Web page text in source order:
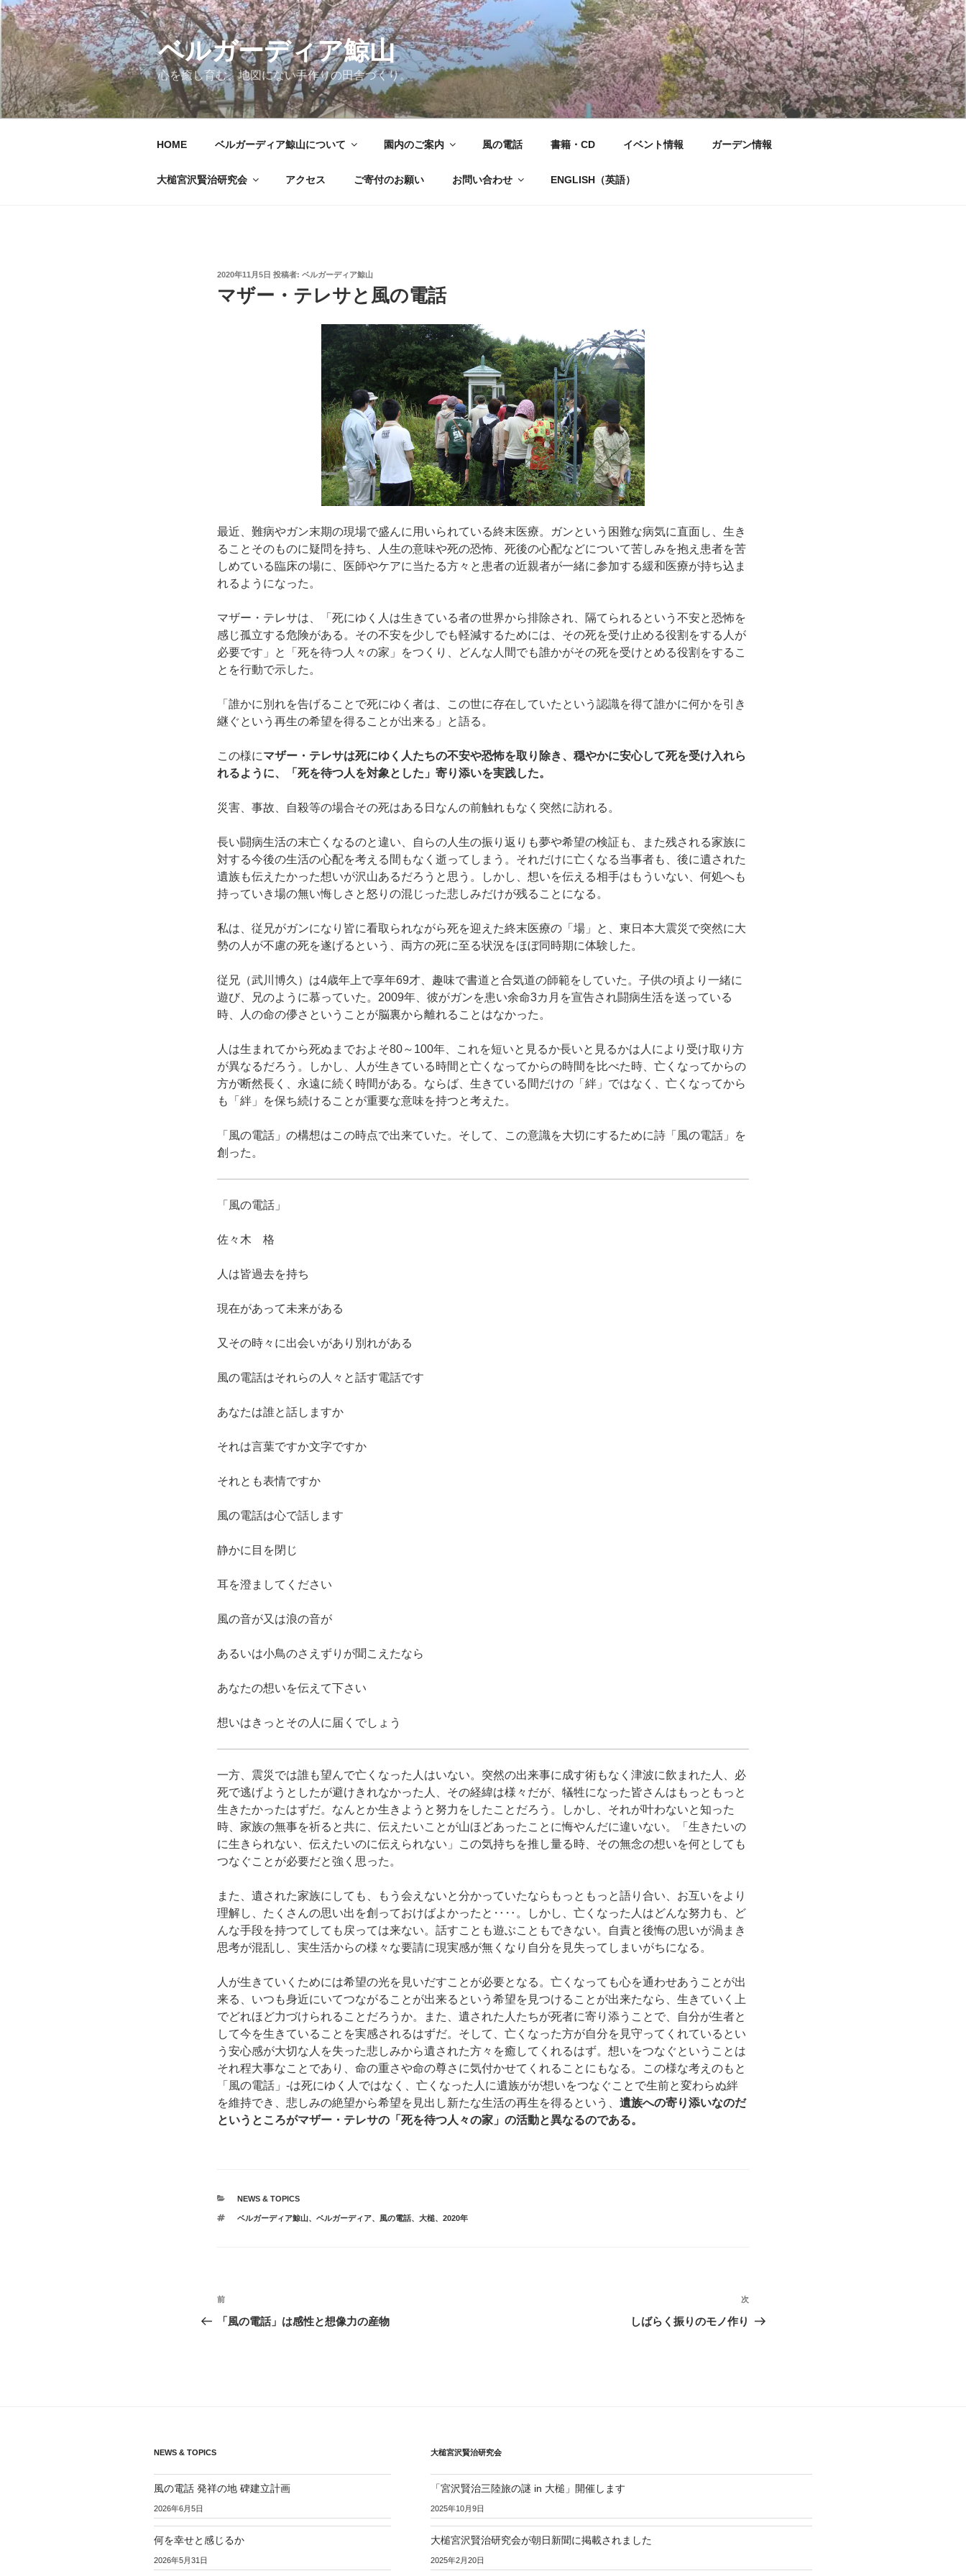
コ
ン
テ
ン
ツ
へ
ス
ベルガーディア鯨山
心を癒し育む、地図にない手作りの田舎づくり。
HOME ベルガーディア鯨山について 園内のご案内 風の電話 書籍・CD イベント情報 ガーデン情報
大槌宮沢賢治研究会 アクセス ご寄付のお願い お問い合わせ ENGLISH（英語）
投
日:
2020年11月5日 投稿者: ベルガーディア鯨山
マザー・テレサと風の電話
最近、難病やガン末期の現場で盛んに用いられている終末医療。ガンという困難な病気に直面し、生き
ることそのものに疑問を持ち、人生の意味や死の恐怖、死後の心配などについて苦しみを抱え患者を苦
しめている臨床の場に、医師やケアに当たる方々と患者の近親者が一緒に参加する緩和医療が持ち込ま
れるようになった。
マザー・テレサは、「死にゆく人は生きている者の世界から排除され、隔てられるという不安と恐怖を
感じ孤立する危険がある。その不安を少しでも軽減するためには、その死を受け止める役割をする人が
必要です」と「死を待つ人々の家」をつくり、どんな人間でも誰かがその死を受けとめる役割をするこ
とを行動で示した。
「誰かに別れを告げることで死にゆく者は、この世に存在していたという認識を得て誰かに何かを引き
継ぐという再生の希望を得ることが出来る」と語る。
この様にマザー・テレサは死にゆく人たちの不安や恐怖を取り除き、穏やかに安心して死を受け入れら
れるように、「死を待つ人を対象とした」寄り添いを実践した。
災害、事故、自殺等の場合その死はある日なんの前触れもなく突然に訪れる。
長い闘病生活の末亡くなるのと違い、自らの人生の振り返りも夢や希望の検証も、また残される家族に
対する今後の生活の心配を考える間もなく逝ってしまう。それだけに亡くなる当事者も、後に遺された
遺族も伝えたかった想いが沢山あるだろうと思う。しかし、想いを伝える相手はもういない、何処へも
持っていき場の無い悔しさと怒りの混じった悲しみだけが残ることになる。
私は、従兄がガンになり皆に看取られながら死を迎えた終末医療の「場」と、東日本大震災で突然に大
勢の人が不慮の死を遂げるという、両方の死に至る状況をほぼ同時期に体験した。
従兄（武川博久）は4歳年上で享年69才、趣味で書道と合気道の師範をしていた。子供の頃より一緒に
遊び、兄のように慕っていた。2009年、彼がガンを患い余命3カ月を宣告され闘病生活を送っている
時、人の命の儚さということが脳裏から離れることはなかった。
人は生まれてから死ぬまでおよそ80～100年、これを短いと見るか長いと見るかは人により受け取り方
が異なるだろう。しかし、人が生きている時間と亡くなってからの時間を比べた時、亡くなってからの
方が断然長く、永遠に続く時間がある。ならば、生きている間だけの「絆」ではなく、亡くなってから
も「絆」を保ち続けることが重要な意味を持つと考えた。
「風の電話」の構想はこの時点で出来ていた。そして、この意識を大切にするために詩「風の電話」を
創った。
「風の電話」
佐々木 格
人は皆過去を持ち
現在があって未来がある
又その時々に出会いがあり別れがある
風の電話はそれらの人々と話す電話です
あなたは誰と話しますか
それは言葉ですか文字ですか
それとも表情ですか
風の電話は心で話します
静かに目を閉じ
耳を澄ましてください
風の音が又は浪の音が
あるいは小鳥のさえずりが聞こえたなら
あなたの想いを伝えて下さい
想いはきっとその人に届くでしょう
一方、震災では誰も望んで亡くなった人はいない。突然の出来事に成す術もなく津波に飲まれた人、必
死で逃げようとしたが避けきれなかった人、その経緯は様々だが、犠牲になった皆さんはもっともっと
生きたかったはずだ。なんとか生きようと努力をしたことだろう。しかし、それが叶わないと知った
時、家族の無事を祈ると共に、伝えたいことが山ほどあったことに悔やんだに違いない。「生きたいの
に生きられない、伝えたいのに伝えられない」この気持ちを推し量る時、その無念の想いを何としても
つなぐことが必要だと強く思った。
また、遺された家族にしても、もう会えないと分かっていたならもっともっと語り合い、お互いをより
理解し、たくさんの思い出を創っておけばよかったと‥‥。しかし、亡くなった人はどんな努力も、ど
んな手段を持つてしても戻っては来ない。話すことも遊ぶこともできない。自責と後悔の思いが渦まき
思考が混乱し、実生活からの様々な要請に現実感が無くなり自分を見失ってしまいがちになる。
人が生きていくためには希望の光を見いだすことが必要となる。亡くなっても心を通わせあうことが出
来る、いつも身近にいてつながることが出来るという希望を見つけることが出来たなら、生きていく上
でどれほど力づけられることだろうか。また、遺された人たちが死者に寄り添うことで、自分が生者と
して今を生きていることを実感されるはずだ。そして、亡くなった方が自分を見守ってくれているとい
う安心感が大切な人を失った悲しみから遺された方々を癒してくれるはず。想いをつなぐということは
それ程大事なことであり、命の重さや命の尊さに気付かせてくれることにもなる。この様な考えのもと
「風の電話」-は死にゆく人ではなく、亡くなった人に遺族がが想いをつなぐことで生前と変わらぬ絆
を維持でき、悲しみの絶望から希望を見出し新たな生活の再生を得るという、 遺族への寄り添いなのだ
というところがマザー・テレサの「死を待つ人々の家」の活動と異なるのである。
カ
ゴ
NEWS & TOPICS
タ
ベルガーディア鯨山、 ベルガーディア、 風の電話、 大槌、 2020年
投
稿
ョ
前
の
前
「風の電話」は感性と想像力の産物
次
の
次
しばらく振りのモノ作り
NEWS & TOPICS
風の電話 発祥の地 碑建立計画
2026年6月5日
何を幸せと感じるか
2026年5月31日
大槌宮沢賢治研究会
「宮沢賢治三陸旅の謎 in 大槌」開催します
2025年10月9日
大槌宮沢賢治研究会が朝日新聞に掲載されました
2025年2月20日